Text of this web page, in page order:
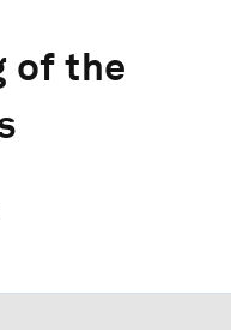
of the